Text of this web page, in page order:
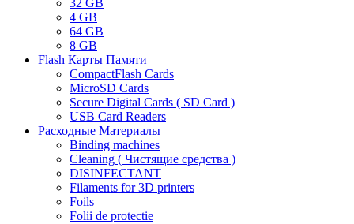
32 GB
4 GB
64 GB
8 GB
Flash Карты Памяти
CompactFlash Cards
MicroSD Cards
Secure Digital Cards ( SD Card )
USB Card Readers
Расходные Материалы
Binding machines
Cleaning ( Чистящие средства )
DISINFECTANT
Filaments for 3D printers
Foils
Folii de protectie